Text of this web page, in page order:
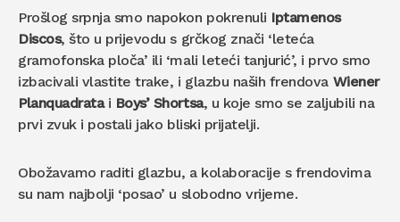
Prošlog srpnja smo napokon pokrenuli Iptamenos
Discos, što u prijevodu s grčkog znači ‘leteća
gramofonska ploča’ ili ‘mali leteći tanjurić’, i prvo smo
izbacivali vlastite trake, i glazbu naših frendova Wiener
Planquadratai Boys’ Shortsa, u koje smo se zaljubili na
prvi zvuk i postali jako bliski prijatelji.
Obožavamo raditi glazbu, a kolaboracije s frendovima
su nam najbolji ‘posao’ u slobodno vrijeme.